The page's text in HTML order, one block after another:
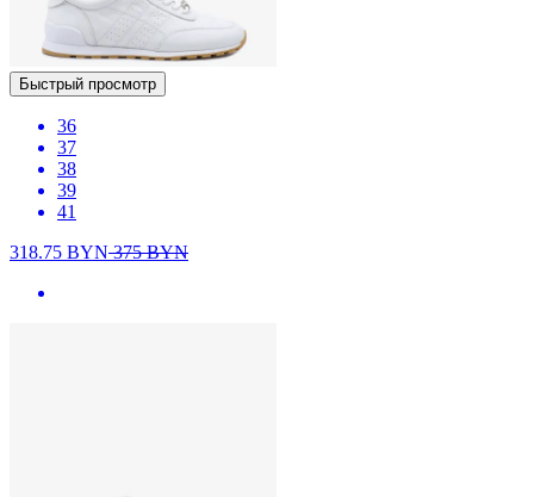
Быстрый просмотр
36
37
38
39
41
318.75 BYN375BYN